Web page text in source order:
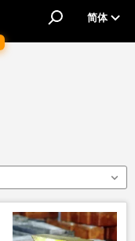
简体